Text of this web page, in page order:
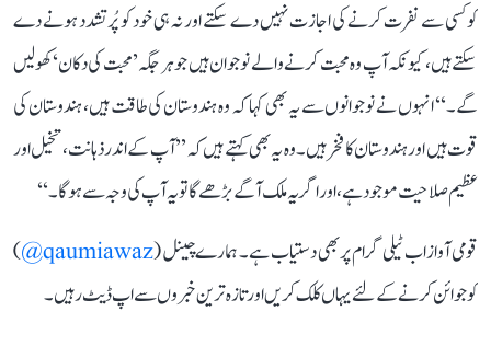
کو کسی سے نفرت کرنے کی اجازت نہیں دے سکتے اور نہ ہی خود کو پُرتشدد ہونے دے
سکتے ہیں، کیونکہ آپ وہ محبت کرنے والے نوجوان ہیں جو ہر جگہ ’محبت کی دکان‘ کھولیں
گے۔‘‘ انہوں نے نوجوانوں سے یہ بھی کہا کہ وہ ہندوستان کی طاقت ہیں، ہندوستان کی
قوت ہیں اور ہندوستان کا فخر ہیں۔ وہ یہ بھی کہتے ہیں کہ ’’آپ کے اندر ذہانت، تخیل اور
عظیم صلاحیت موجود ہے، اور اگر یہ ملک آگے بڑھے گا تو یہ آپ کی وجہ سے ہوگا۔‘‘
قومی آواز اب ٹیلی گرام پر بھی دستیاب ہے۔ ہمارے چینل (qaumiawaz@
)
کو جوائن کرنے کے لئے یہاں کلک کریں اور تازہ ترین خبروں سے اپ ڈیٹ رہیں۔